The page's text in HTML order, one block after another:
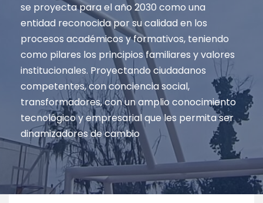
se proyecta para el año 2030 como una
entidad reconocida por su calidad en los
procesos académicos y formativos, teniendo
como pilares los principios familiares y valores
institucionales. Proyectando ciudadanos
competentes, con conciencia social,
transformadores, con un amplio conocimiento
tecnológico y empresarial que les permita ser
dinamizadores de cambio